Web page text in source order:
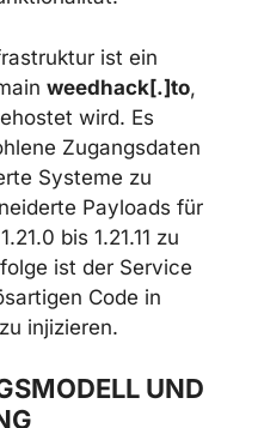
ist ein
weedhack[.]to
wird. Es
Zugangsdaten
Systeme zu
Payloads für
bis 1.21.11 zu
ist der Service
Code in
UND